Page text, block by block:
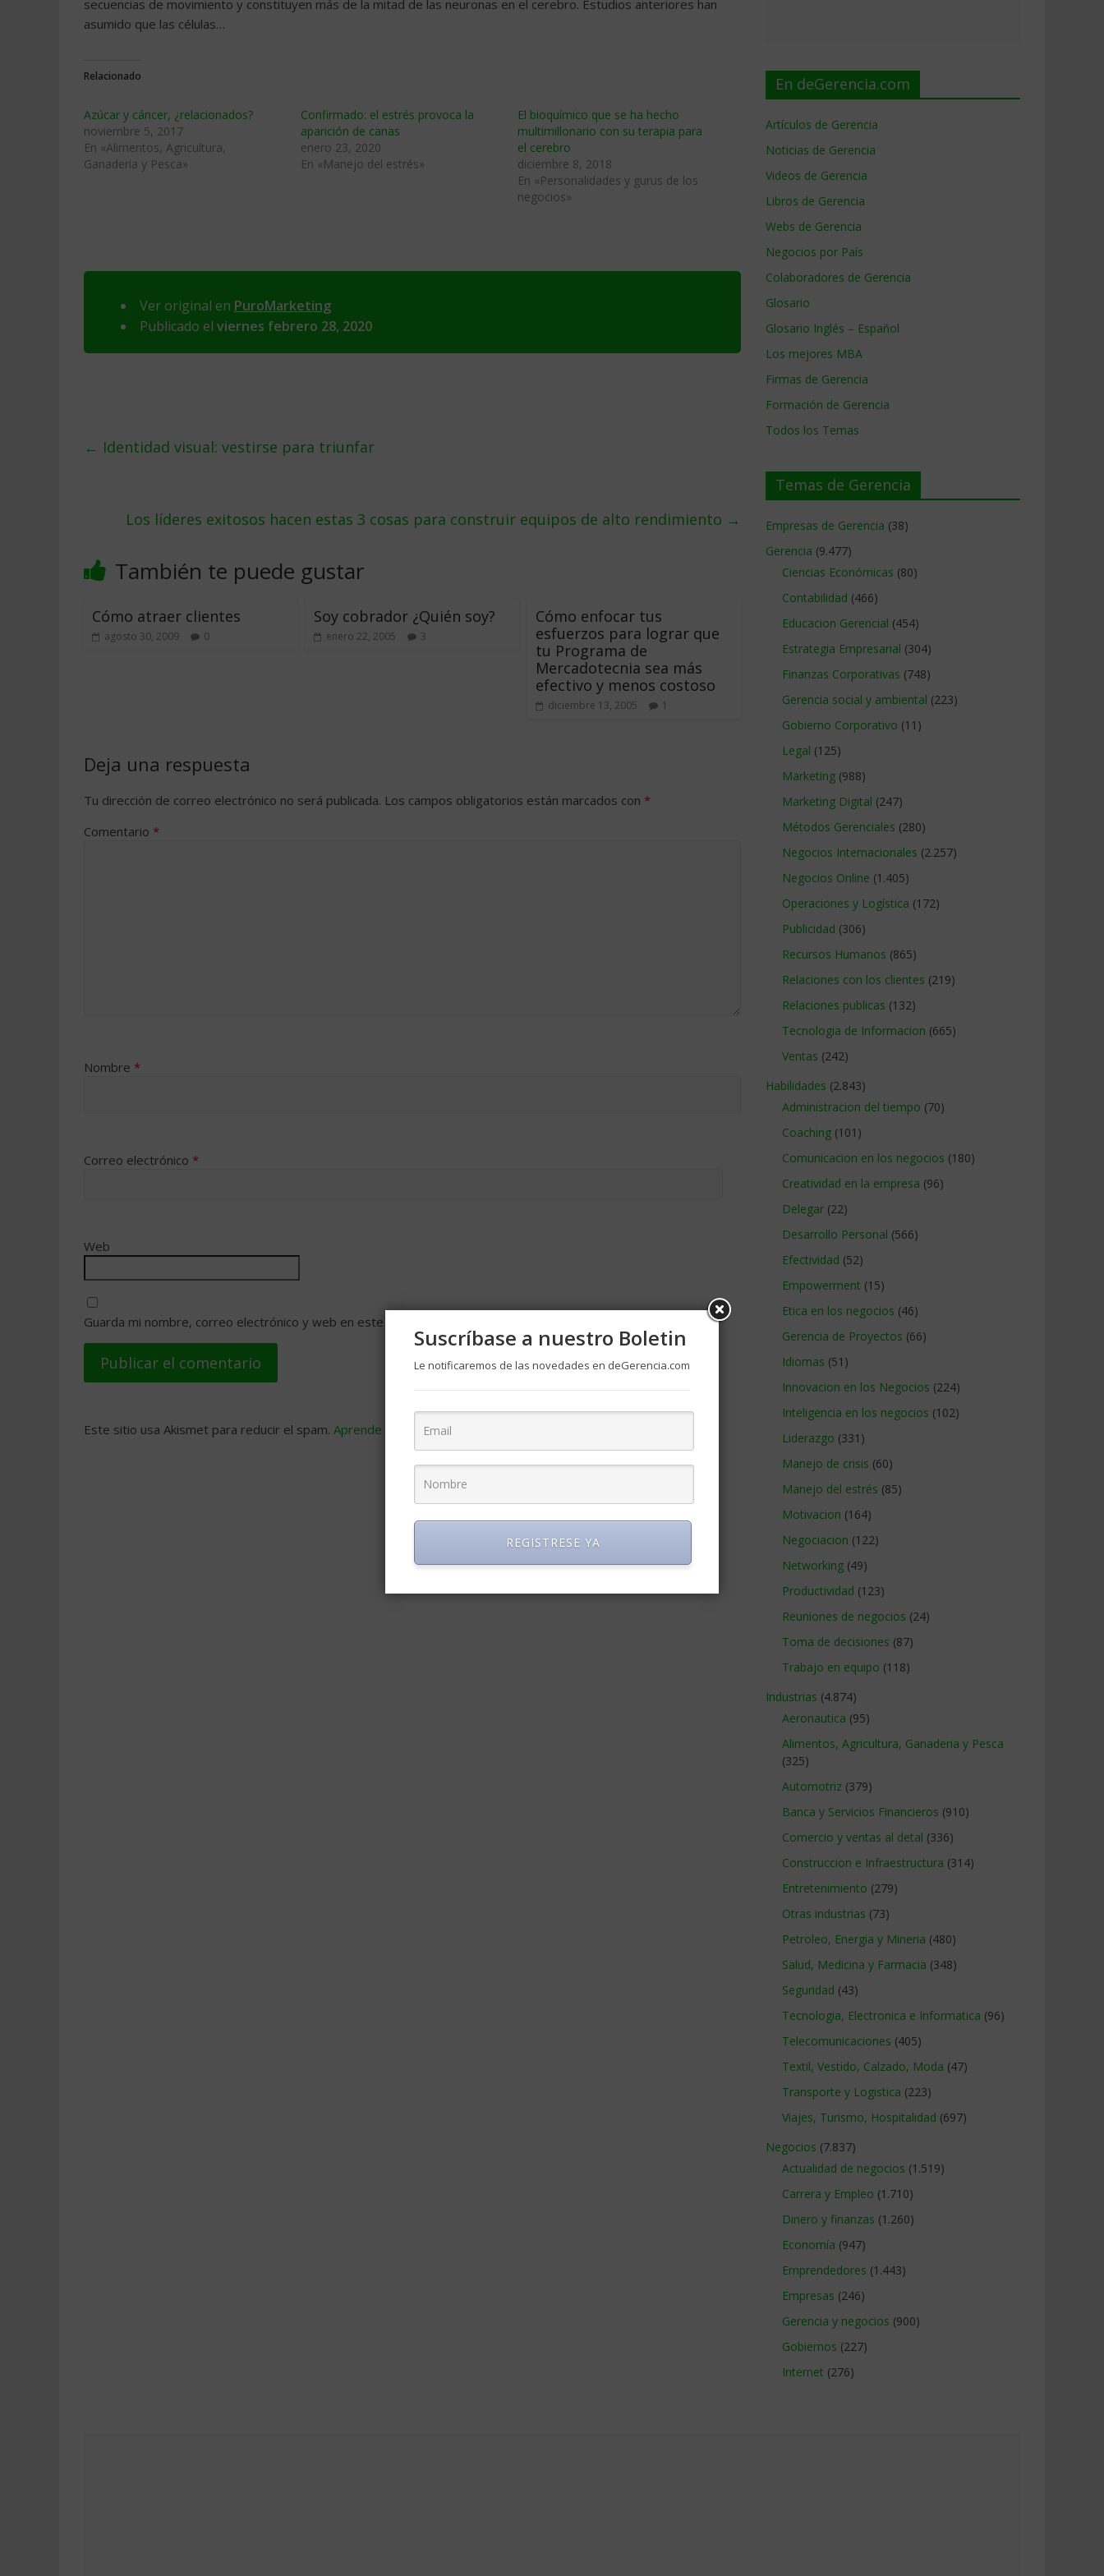
secuencias de movimiento y constituyen más de la mitad de las neuronas en el cerebro. Estudios anteriores han
asumido que las células…
Relacionado
Azúcar y cáncer, ¿relacionados?
noviembre 5, 2017
En «Alimentos, Agricultura,
Ganaderia y Pesca»
Confirmado: el estrés provoca la
aparición de canas
enero 23, 2020
En «Manejo del estrés»
El bioquímico que se ha hecho
multimillonario con su terapia para
el cerebro
diciembre 8, 2018
En «Personalidades y gurus de los
negocios»
Ver original en PuroMarketing
Publicado el viernes febrero 28, 2020
← Identidad visual: vestirse para triunfar
Los líderes exitosos hacen estas 3 cosas para construir equipos de alto rendimiento →
También te puede gustar
Cómo atraer clientes
agosto 30, 2009 0
Soy cobrador ¿Quién soy?
enero 22, 2005 3
Cómo enfocar tus
esfuerzos para lograr que
tu Programa de
Mercadotecnia sea más
efectivo y menos costoso
diciembre 13, 2005 1
Deja una respuesta
Tu dirección de correo electrónico no será publicada. Los campos obligatorios están marcados con *
Comentario *
Nombre *
Correo electrónico *
Web
Guarda mi nombre, correo electrónico y web en este navegador para la próxima vez que comente.
Este sitio usa Akismet para reducir el spam. Aprende cómo se procesan los datos de tus comentarios
En deGerencia.com
Artículos de Gerencia
Noticias de Gerencia
Videos de Gerencia
Libros de Gerencia
Webs de Gerencia
Negocios por País
Colaboradores de Gerencia
Glosario
Glosario Inglés – Español
Los mejores MBA
Firmas de Gerencia
Formación de Gerencia
Todos los Temas
Temas de Gerencia
Empresas de Gerencia (38)
Gerencia (9.477)
Ciencias Económicas (80)
Contabilidad (466)
Educacion Gerencial (454)
Estrategia Empresarial (304)
Finanzas Corporativas (748)
Gerencia social y ambiental (223)
Gobierno Corporativo (11)
Legal (125)
Marketing (988)
Marketing Digital (247)
Métodos Gerenciales (280)
Negocios Internacionales (2.257)
Negocios Online (1.405)
Operaciones y Logística (172)
Publicidad (306)
Recursos Humanos (865)
Relaciones con los clientes (219)
Relaciones publicas (132)
Tecnologia de Informacion (665)
Ventas (242)
Habilidades (2.843)
Administracion del tiempo (70)
Coaching (101)
Comunicacion en los negocios (180)
Creatividad en la empresa (96)
Delegar (22)
Desarrollo Personal (566)
Efectividad (52)
Empowerment (15)
Etica en los negocios (46)
Gerencia de Proyectos (66)
Idiomas (51)
Innovacion en los Negocios (224)
Inteligencia en los negocios (102)
Liderazgo (331)
Manejo de crisis (60)
Manejo del estrés (85)
Motivacion (164)
Negociacion (122)
Networking (49)
Productividad (123)
Reuniones de negocios (24)
Toma de decisiones (87)
Trabajo en equipo (118)
Industrias (4.874)
Aeronautica (95)
Alimentos, Agricultura, Ganaderia y Pesca
(325)
Automotriz (379)
Banca y Servicios Financieros (910)
Comercio y ventas al detal (336)
Construccion e Infraestructura (314)
Entretenimiento (279)
Otras industrias (73)
Petroleo, Energia y Mineria (480)
Salud, Medicina y Farmacia (348)
Seguridad (43)
Tecnologia, Electronica e Informatica (96)
Telecomunicaciones (405)
Textil, Vestido, Calzado, Moda (47)
Transporte y Logistica (223)
Viajes, Turismo, Hospitalidad (697)
Negocios (7.837)
Actualidad de negocios (1.519)
Carrera y Empleo (1.710)
Dinero y finanzas (1.260)
Economía (947)
Emprendedores (1.443)
Empresas (246)
Gerencia y negocios (900)
Gobiernos (227)
Internet (276)
Suscríbase a nuestro Boletin
Le notificaremos de las novedades en deGerencia.com
REGISTRESE YA